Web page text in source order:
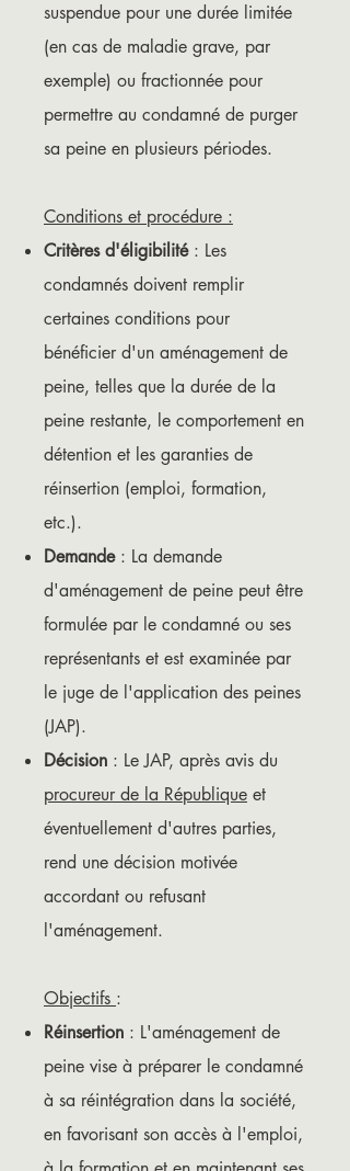
suspendue pour une durée limitée
(en cas de maladie grave, par
exemple) ou fractionnée pour
permettre au condamné de purger
sa peine en plusieurs périodes.
Conditions et procédure :
Critères d'éligibilité : Les
condamnés doivent remplir
certaines conditions pour
bénéficier d'un aménagement de
peine, telles que la durée de la
peine restante, le comportement en
détention et les garanties de
réinsertion (emploi, formation,
etc.).
Demande : La demande
d'aménagement de peine peut être
formulée par le condamné ou ses
représentants et est examinée par
le juge de l'application des peines
(JAP).
Décision : Le JAP, après avis du
procureur de la République et
éventuellement d'autres parties,
rend une décision motivée
accordant ou refusant
l'aménagement.
Objectifs :
Réinsertion : L'aménagement de
peine vise à préparer le condamné
à sa réintégration dans la société,
en favorisant son accès à l'emploi,